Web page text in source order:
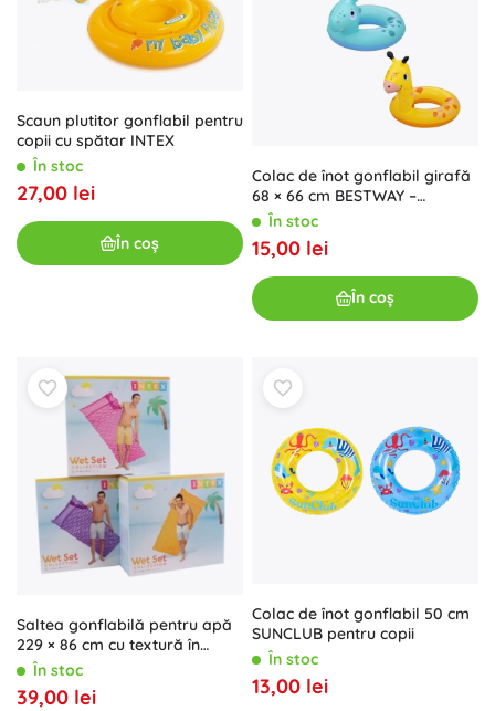
Scaun plutitor gonflabil pentru
copii cu spătar INTEX
În stoc
27,00 lei
În coș
Colac de înot gonflabil girafă
68 × 66 cm BESTWAY –
Broască
În stoc
15,00 lei
În coș
Saltea gonflabilă pentru apă
229 × 86 cm cu textură în
valuri și pernă
În stoc
39,00 lei
Colac de înot gonflabil 50 cm
SUNCLUB pentru copii
În stoc
13,00 lei